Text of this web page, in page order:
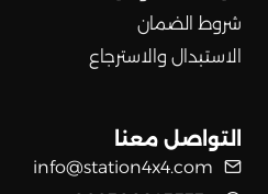
شروط الضمان
الاستبدال والاسترجاع
التواصل معنا
info@station4x4.com